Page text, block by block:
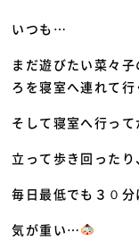
いつも…
まだ遊びたい菜々
ろを寝室へ連れて行
そして寝室へ行っ
立って歩き回ったり
毎日最低でも３０分
気が重い…